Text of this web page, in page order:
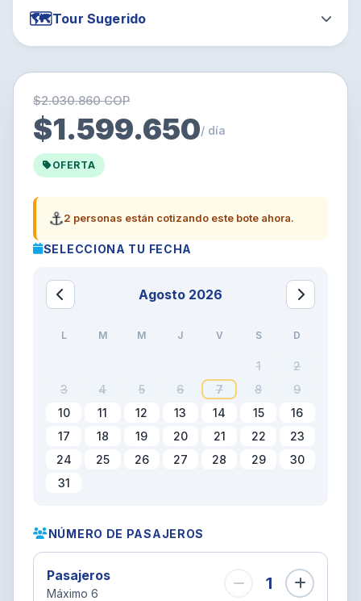
🗺️Tour Sugerido
$2.030.860 COP
$1.599.650/ día
OFERTA
⚓2 personas están cotizando este bote ahora.
SELECCIONA TU FECHA
Agosto 2026
L M M J V S D
1
2
3
4 5 6 7 8
9
10
11 12 13 14 15
16
17
18 19 20 21 22
23
24
25 26 27 28 29
30
31
NÚMERO DE PASAJEROS
Pasajeros
Máximo 6 1